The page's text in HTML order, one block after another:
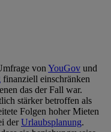
vonYouGov und
finanziell einschränken
das der Fall war.
stärker betroffen als
Folgen hoher Mieten
derUrlaubsplanung.